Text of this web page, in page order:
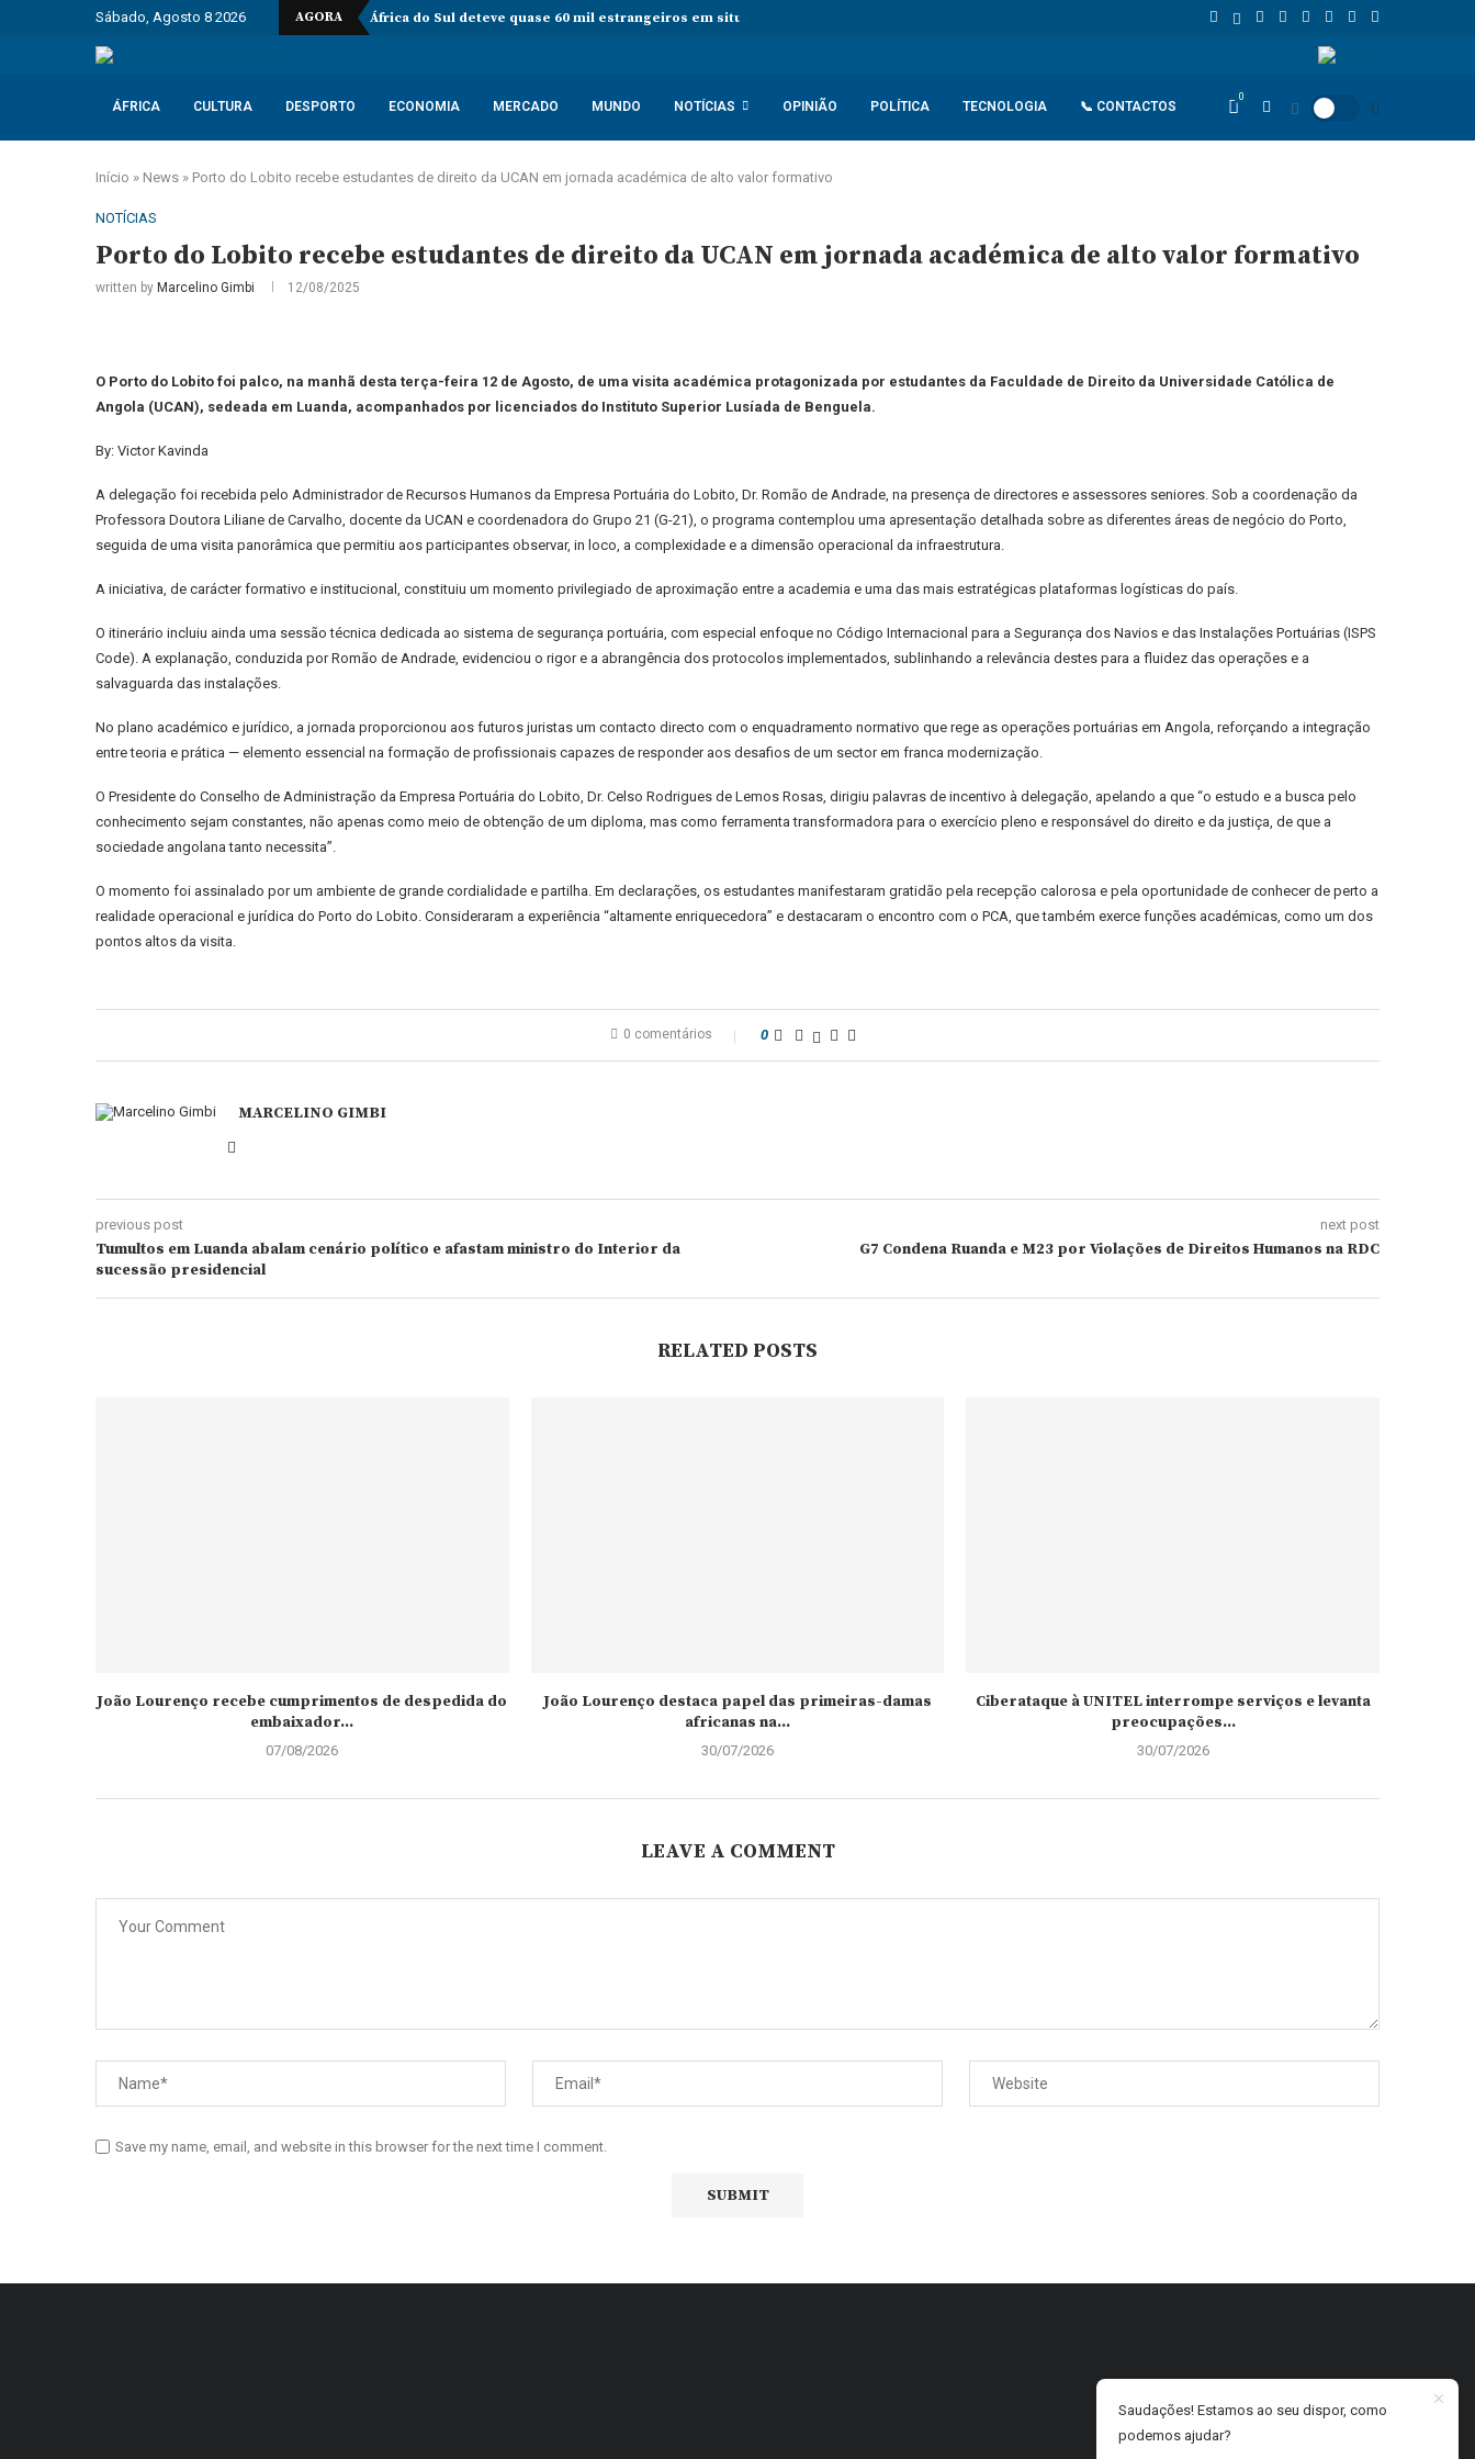
Sábado, Agosto 8 2026 AGORA África do Sul deteve quase 60 mil estrangeiros em situação irregular desde janeiro Standard Bank Angola reforça financiamento sustentável e aposta no
ÁFRICA CULTURA DESPORTO ECONOMIA MERCADO MUNDO NOTÍCIAS OPINIÃO POLÍTICA TECNOLOGIA 📞 CONTACTOS
0
Início » News » Porto do Lobito recebe estudantes de direito da UCAN em jornada académica de alto valor formativo
NOTÍCIAS
Porto do Lobito recebe estudantes de direito da UCAN em jornada académica de alto valor formativo
written by Marcelino Gimbi 12/08/2025
O Porto do Lobito foi palco, na manhã desta terça-feira 12 de Agosto, de uma visita académica protagonizada por estudantes da Faculdade de Direito da Universidade Católica de
Angola (UCAN), sedeada em Luanda, acompanhados por licenciados do Instituto Superior Lusíada de Benguela.
By: Victor Kavinda
A delegação foi recebida pelo Administrador de Recursos Humanos da Empresa Portuária do Lobito, Dr. Romão de Andrade, na presença de directores e assessores seniores. Sob a coordenação da
Professora Doutora Liliane de Carvalho, docente da UCAN e coordenadora do Grupo 21 (G-21), o programa contemplou uma apresentação detalhada sobre as diferentes áreas de negócio do Porto,
seguida de uma visita panorâmica que permitiu aos participantes observar, in loco, a complexidade e a dimensão operacional da infraestrutura.
A iniciativa, de carácter formativo e institucional, constituiu um momento privilegiado de aproximação entre a academia e uma das mais estratégicas plataformas logísticas do país.
O itinerário incluiu ainda uma sessão técnica dedicada ao sistema de segurança portuária, com especial enfoque no Código Internacional para a Segurança dos Navios e das Instalações Portuárias (ISPS
Code). A explanação, conduzida por Romão de Andrade, evidenciou o rigor e a abrangência dos protocolos implementados, sublinhando a relevância destes para a fluidez das operações e a
salvaguarda das instalações.
No plano académico e jurídico, a jornada proporcionou aos futuros juristas um contacto directo com o enquadramento normativo que rege as operações portuárias em Angola, reforçando a integração
entre teoria e prática — elemento essencial na formação de profissionais capazes de responder aos desafios de um sector em franca modernização.
O Presidente do Conselho de Administração da Empresa Portuária do Lobito, Dr. Celso Rodrigues de Lemos Rosas, dirigiu palavras de incentivo à delegação, apelando a que “o estudo e a busca pelo
conhecimento sejam constantes, não apenas como meio de obtenção de um diploma, mas como ferramenta transformadora para o exercício pleno e responsável do direito e da justiça, de que a
sociedade angolana tanto necessita”.
O momento foi assinalado por um ambiente de grande cordialidade e partilha. Em declarações, os estudantes manifestaram gratidão pela recepção calorosa e pela oportunidade de conhecer de perto a
realidade operacional e jurídica do Porto do Lobito. Consideraram a experiência “altamente enriquecedora” e destacaram o encontro com o PCA, que também exerce funções académicas, como um dos
pontos altos da visita.
0 comentários 0
MARCELINO GIMBI
previous post
Tumultos em Luanda abalam cenário político e afastam ministro do Interior da
sucessão presidencial
next post
G7 Condena Ruanda e M23 por Violações de Direitos Humanos na RDC
RELATED POSTS
João Lourenço recebe cumprimentos de despedida do
embaixador...
07/08/2026
João Lourenço destaca papel das primeiras-damas
africanas na...
30/07/2026
Ciberataque à UNITEL interrompe serviços e levanta
preocupações...
30/07/2026
LEAVE A COMMENT
Save my name, email, and website in this browser for the next time I comment.
Saudações! Estamos ao seu dispor, como
podemos ajudar?